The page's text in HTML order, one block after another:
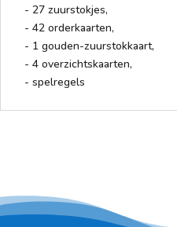
- 27 zuurstokjes,
- 42 orderkaarten,
- 1 gouden-zuurstokkaart,
- 4 overzichtskaarten,
- spelregels